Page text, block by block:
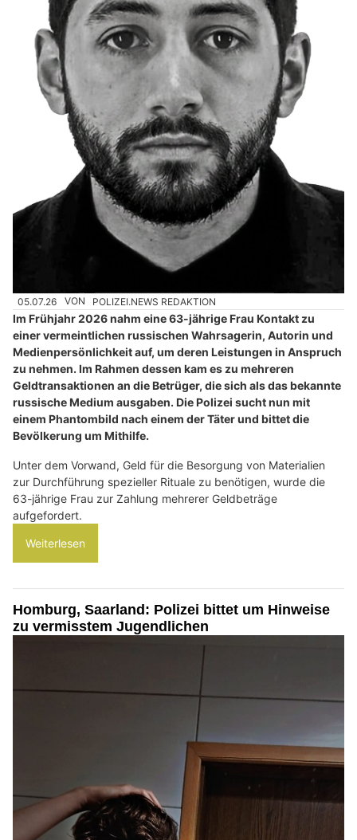
05.07.26 VON POLIZEI.NEWS REDAKTION
Im Frühjahr 2026 nahm eine 63-jährige Frau Kontakt zu
einer vermeintlichen russischen Wahrsagerin, Autorin und
Medienpersönlichkeit auf, um deren Leistungen in Anspruch
zu nehmen. Im Rahmen dessen kam es zu mehreren
Geldtransaktionen an die Betrüger, die sich als das bekannte
russische Medium ausgaben. Die Polizei sucht nun mit
einem Phantombild nach einem der Täter und bittet die
Bevölkerung um Mithilfe.
Unter dem Vorwand, Geld für die Besorgung von Materialien
zur Durchführung spezieller Rituale zu benötigen, wurde die
63-jährige Frau zur Zahlung mehrerer Geldbeträge
aufgefordert.
Weiterlesen
Homburg, Saarland: Polizei bittet um Hinweise
zu vermisstem Jugendlichen